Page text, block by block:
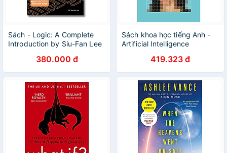
Sách - Logic: A Complete
Introduction by Siu-Fan Lee
Sách ngoại văn
380.000 đ
Sách khoa học tiếng Anh -
Artificial Intelligence
419.323 đ